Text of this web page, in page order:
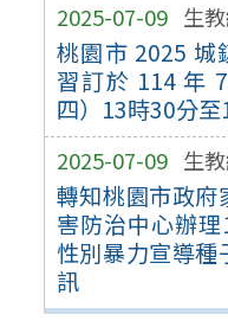
2025-07-09 生
桃園市 2025
習訂於 114 年
四）13時30分
2025-07-09 生
轉知桃園市政府
害防治中心辦
性別暴力宣導種
訊